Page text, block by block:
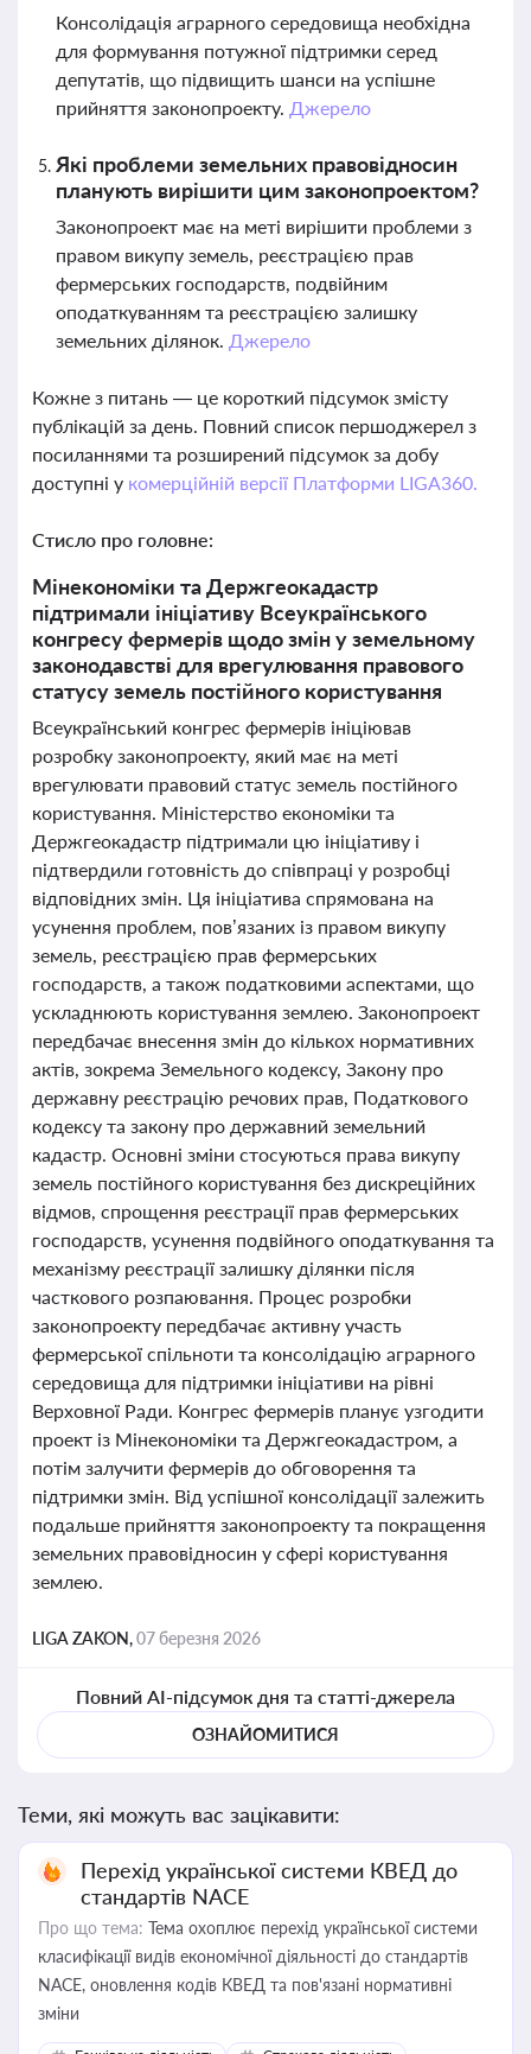
Консолідація аграрного середовища необхідна
для формування потужної підтримки серед
депутатів, що підвищить шанси на успішне
прийняття законопроекту. Джерело
Які проблеми земельних правовідносин
планують вирішити цим законопроектом?
Законопроект має на меті вирішити проблеми з
правом викупу земель, реєстрацією прав
фермерських господарств, подвійним
оподаткуванням та реєстрацією залишку
земельних ділянок. Джерело
Кожне з питань — це короткий підсумок змісту
публікацій за день. Повний список першоджерел з
посиланнями та розширений підсумок за добу
доступні у комерційній версії Платформи LIGA360.
Стисло про головне:
Мінекономіки та Держгеокадастр
підтримали ініціативу Всеукраїнського
конгресу фермерів щодо змін у земельному
законодавстві для врегулювання правового
статусу земель постійного користування
Всеукраїнський конгрес фермерів ініціював
розробку законопроекту, який має на меті
врегулювати правовий статус земель постійного
користування. Міністерство економіки та
Держгеокадастр підтримали цю ініціативу і
підтвердили готовність до співпраці у розробці
відповідних змін. Ця ініціатива спрямована на
усунення проблем, пов’язаних із правом викупу
земель, реєстрацією прав фермерських
господарств, а також податковими аспектами, що
ускладнюють користування землею. Законопроект
передбачає внесення змін до кількох нормативних
актів, зокрема Земельного кодексу, Закону про
державну реєстрацію речових прав, Податкового
кодексу та закону про державний земельний
кадастр. Основні зміни стосуються права викупу
земель постійного користування без дискреційних
відмов, спрощення реєстрації прав фермерських
господарств, усунення подвійного оподаткування та
механізму реєстрації залишку ділянки після
часткового розпаювання. Процес розробки
законопроекту передбачає активну участь
фермерської спільноти та консолідацію аграрного
середовища для підтримки ініціативи на рівні
Верховної Ради. Конгрес фермерів планує узгодити
проект із Мінекономіки та Держгеокадастром, а
потім залучити фермерів до обговорення та
підтримки змін. Від успішної консолідації залежить
подальше прийняття законопроекту та покращення
земельних правовідносин у сфері користування
землею.
LIGA ZAKON,07 березня 2026
Повний AI-підсумок дня та статті-джерела
ОЗНАЙОМИТИСЯ
Теми, які можуть вас зацікавити:
Перехід української системи КВЕД до
стандартів NACE
Про що тема: Тема охоплює перехід української системи
класифікації видів економічної діяльності до стандартів
NACE, оновлення кодів КВЕД та пов'язані нормативні
зміни